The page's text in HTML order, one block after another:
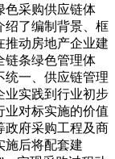
色采购供应链体
绍了编制背景、框
推动房地产企业建
链条绿色管理体
统一、供应链管理
业实践到行业初步
业对标实施的价值
政府采购工程及商
施后将配套建